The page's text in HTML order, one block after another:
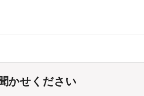
かせください